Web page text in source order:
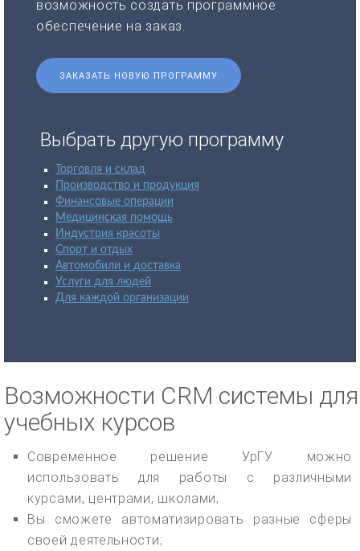
возможность создать программное
обеспечение на заказ.
ЗАКАЗАТЬ НОВУЮ ПРОГРАММУ
Выбрать другую программу
Торговля и склад
Производство и продукция
Финансовые операции
Медицинская помощь
Индустрия красоты
Спорт и отдых
Автомобили и доставка
Услуги для людей
Для каждой организации
Возможности CRM системы для
учебных курсов
Современное решение УрГУ можно
использовать для работы с различными
курсами, центрами, школами;
Вы сможете автоматизировать разные сферы
своей деятельности;